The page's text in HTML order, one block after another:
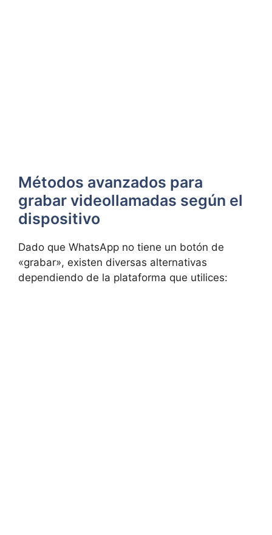
Métodos avanzados para
grabar videollamadas según el
dispositivo
Dado que WhatsApp no tiene un botón de
«grabar», existen diversas alternativas
dependiendo de la plataforma que utilices: